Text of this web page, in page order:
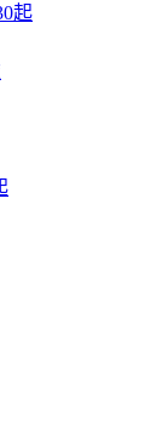
起